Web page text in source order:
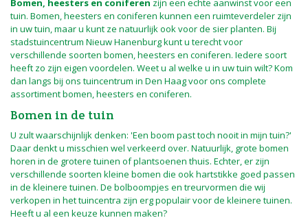
Bomen, heesters en coniferen zijn een echte aanwinst voor een
tuin. Bomen, heesters en coniferen kunnen een ruimteverdeler zijn
in uw tuin, maar u kunt ze natuurlijk ook voor de sier planten. Bij
stadstuincentrum Nieuw Hanenburg kunt u terecht voor
verschillende soorten bomen, heesters en coniferen. Iedere soort
heeft zo zijn eigen voordelen. Weet u al welke u in uw tuin wilt? Kom
dan langs bij ons tuincentrum in Den Haag voor ons complete
assortiment bomen, heesters en coniferen.
Bomen in de tuin
U zult waarschijnlijk denken: 'Een boom past toch nooit in mijn tuin?'
Daar denkt u misschien wel verkeerd over. Natuurlijk, grote bomen
horen in de grotere tuinen of plantsoenen thuis. Echter, er zijn
verschillende soorten kleine bomen die ook hartstikke goed passen
in de kleinere tuinen. De bolboompjes en treurvormen die wij
verkopen in het tuincentra zijn erg populair voor de kleinere tuinen.
Heeft u al een keuze kunnen maken?